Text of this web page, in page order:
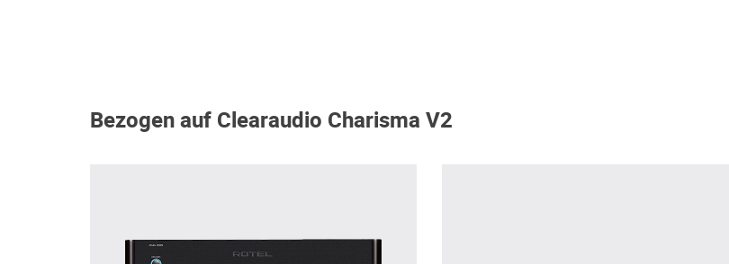
Bezogen auf Clearaudio Charisma V2